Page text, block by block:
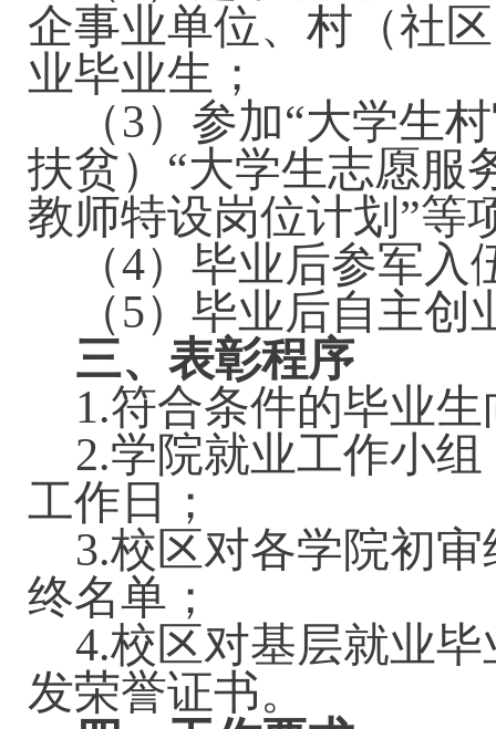
企事业单位、村（社
业毕业生；
（3）参加“大学生
扶贫）“大学生志愿服
教师特设岗位计划”等
（4）毕业后参军入
（5）毕业后自主创
三、表彰程序
1.符合条件的毕业
2.学院就业工作小
工作日；
3.校区对各学院初
终名单；
4.校区对基层就业
发荣誉证书。